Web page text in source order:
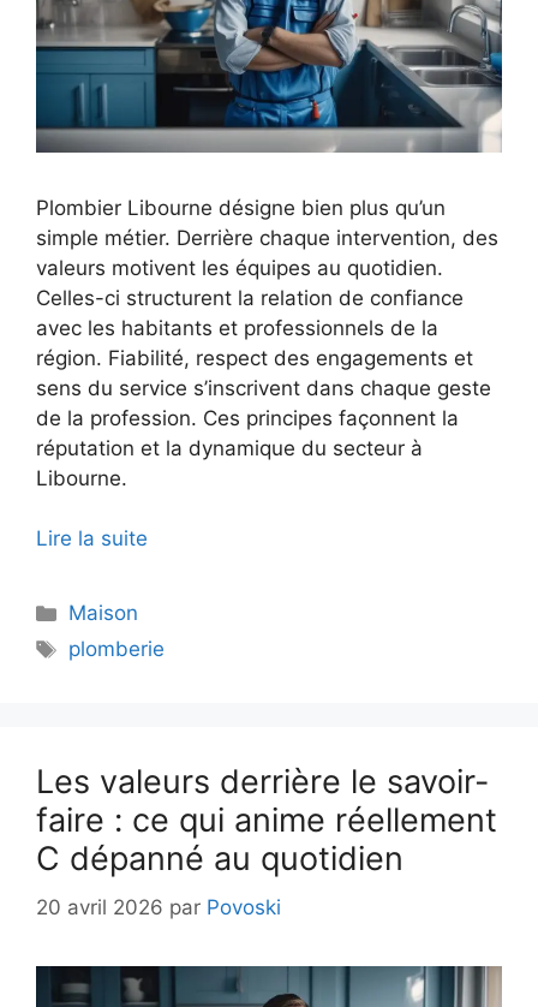
Plombier Libourne désigne bien plus qu’un
simple métier. Derrière chaque intervention, des
valeurs motivent les équipes au quotidien.
Celles-ci structurent la relation de confiance
avec les habitants et professionnels de la
région. Fiabilité, respect des engagements et
sens du service s’inscrivent dans chaque geste
de la profession. Ces principes façonnent la
réputation et la dynamique du secteur à
Libourne.
Lire la suite
Catégories
Maison
Étiquettes
plomberie
Les valeurs derrière le savoir-
faire : ce qui anime réellement
C dépanné au quotidien
20 avril 2026 par Povoski